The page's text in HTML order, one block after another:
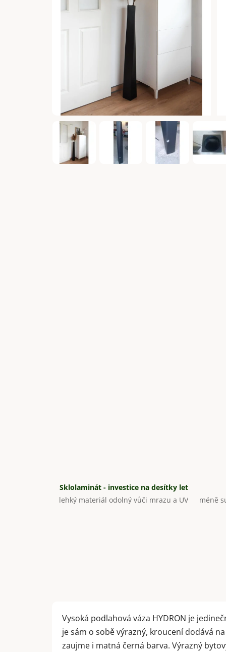
Sklolaminát - investice na desítky let
lehký materiál odolný vůči mrazu a UV
méně
Vysoká podlahová váza HYDRON je
je sám o sobě výrazný, kroucení dodává
zaujme i matná černá barva. Výrazný